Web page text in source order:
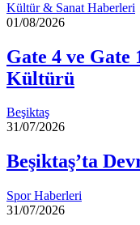
Kültür & Sanat Haberleri
01/08/2026
Gate 4 ve
Kültürü
Beşiktaş
31/07/2026
Beşiktaş’ta
Spor Haberleri
31/07/2026